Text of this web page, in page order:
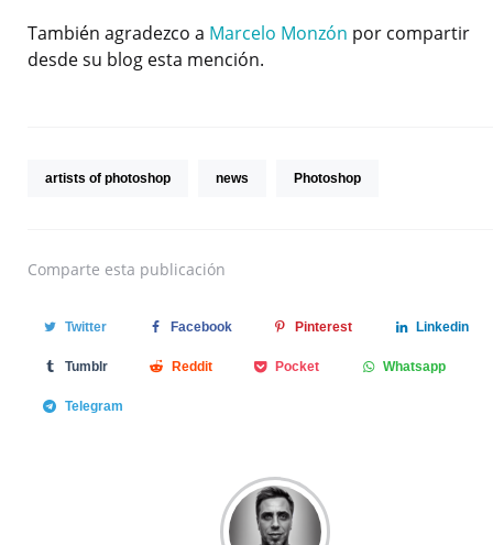
También agradezco a Marcelo Monzón por compartir
desde su blog esta mención.
artists of photoshop news Photoshop
Comparte esta publicación
Twitter Facebook Pinterest Linkedin
Tumblr Reddit Pocket Whatsapp
Telegram